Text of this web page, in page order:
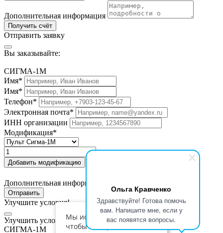
Ольга Кравченко
Здравствуйте! Готова помочь
вам. Напишите мне, если у
вас появятся вопросы.
Мы используем cookies,
чтобы сайт работал
Дополнительная информация
Получить счёт
Отправить заявку
Вы заказывайте:
СИГМА-1М
Имя*
Имя*
Телефон*
Электронная почта*
ИНН организации
Модификация*
Добавить модификацию
Дополнительная информация
Отправить
Улучшите условия!
Улучшить условия по приобретению:
СИГМА-1М